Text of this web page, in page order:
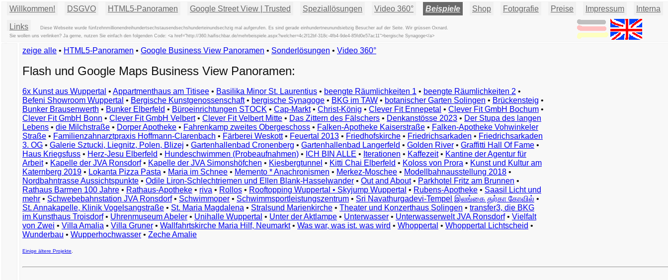
Willkommen! DSGVO HTML5-Panoramen Google Street View | Trusted Speziallösungen Video 360° Beispiele Shop Fotografie Preise Impressum Interna
Links
Diese Webseite wurde fünfzehnmillionendreihundertsechstausendsechshunderteinundsechzig mal aufgerufen. Es sind gerade einhundertneunundsiebzig Besucher auf der Seite. Wir grüssen Oxnard.
Sie wollen uns verlinken? Ja gerne, nutzen Sie einfach den folgenden Code: <a href="http://360.haifischbar.de/mehrbeispiele.aspx?welcher=4c2f12bf-318c-4fb4-9de4-85fd0e57ac11">bergische Synagoge</a>
Beispiele
Exemples
Vorbeelden
Przykłady
Ejemplos
Örnekler
Παραδείγματα
Примеры
示
例
例
예
zeige alle • HTML5-Panoramen • Google Business View Panoramen • Sonderlösungen • Video 360°
Flash und Google Maps Business View Panoramen:
6x Kunst aus Wuppertal • Appartmenthaus am Titisee • Basilika Minor St. Laurentius • beengte Räumlichkeiten 1 • beengte Räumlichkeiten 2 •
Befeni Showroom Wuppertal • Bergische Kunstgenossenschaft• bergische Synagoge • BKG im TAW • botanischer Garten Solingen • Brückensteig •
Bunker Brausenwerth • Bunker Elberfeld • Büroeinrichtungen STOCK • Cap-Markt• Christ-König • Clever Fit Ennepetal • Clever Fit GmbH Bochum •
Clever Fit GmbH Bonn • Clever Fit GmbH Velbert• Clever Fit Velbert Mitte • Das Zittern des Fälschers • Denkanstösse 2023 • Der Stupa des langen
Lebens • die Milchstraße • Dorper Apotheke • Fahrenkamp zweites Obergeschoss • Falken-Apotheke Kaiserstraße • Falken-Apotheke Vohwinkeler
Straße • Familienzahnarztpraxis Hoffmann-Clarenbach • Färberei Weskott• Feuertal 2013 • Friedhofskirche • Friedrichsarkaden • Friedrichsarkaden
3. OG • Galerie Sztucki, Liegnitz, Polen, Blizej • Gartenhallenbad Cronenberg • Gartenhallenbad Langerfeld • Golden River • Graffitti Hall Of Fame •
Haus Kriegsfuss • Herz-Jesu Elberfeld • Hundeschwimmen (Probeaufnahmen) • ICH BIN ALLE • Iterationen • Kaffezeit• Kantine der Agentur für
Arbeit• Kapelle der JVA Ronsdorf• Kapelle der JVA Simonshöfchen • Kiesbergtunnel • Kitti Chai Elberfeld • Koloss von Prora • Kunst und Kultur am
Katernberg 2019 • Lokanta Pizza Pasta • Maria im Schnee • Memento * Anachronismen • Merkez-Moschee • Modellbahnausstellung 2018 •
Nordbahntrasse Aussichtspunkte • Odile Liron-Schlechtriemen und Ellen Blank-Hasselwander • Out and About• Parkhotel Fritz am Brunnen •
Rathaus Barmen 100 Jahre • Rathaus-Apotheke • riva • Rollos • Rooftopping Wuppertal • Skyjump Wuppertal • Rubens-Apotheke • Saasil Licht und
mehr • Schwebebahnstation JVA Ronsdorf• Schwimmoper • Schwimmsportleistungszentrum • Sri Navathurgadevi-Tempel இலங்கை துர்கா கோவில் •
St. Annakapelle, Klinik Vogelsangstraße • St. Maria Magdalena • Stralsund Marienkirche • Theater und Konzerthaus Solingen • transfer3, die BKG
im Kunsthaus Troisdorf• Uhrenmuseum Abeler • Unihalle Wuppertal • Unter der Aktlampe • Unterwasser • Unterwasserwelt JVA Ronsdorf• Vielfalt
von Zwei • Villa Amalia • Villa Gruner • Wallfahrtskirche Maria Hilf, Neumarkt• Was war, was ist. was wird • Whoppertal • Whoppertal Lichtscheid •
Wunderbau • Wupperhochwasser • Zeche Amalie
Einige ältere Projekte